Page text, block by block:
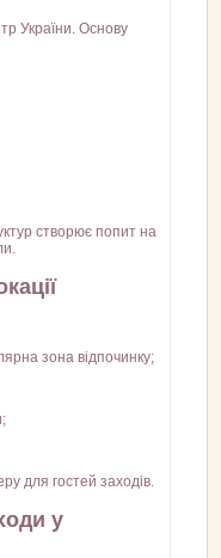
України. Основу
створює попит на
зона відпочинку;
для гостей заходів.
у